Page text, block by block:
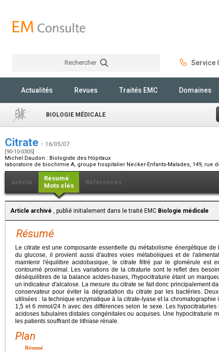
Rechercher Service
Actualités Revues Traités EMC Domaines
BIOLOGIE MÉDICALE
Citrate - 16/05/07
[90-10-0305]
Michel Daudon : Biologiste des Hôpitaux
laboratoire de biochimie A, groupe hospitalier Necker-Enfants-Malades, 149, rue
Article
Résumé
Mots clés
Références
Article archivé , publié initialement dans le traité EMC Biologie médicale
Résumé
Le citrate est une composante essentielle du métabolisme énergétique
du glucose, il provient aussi d'autres voies métaboliques et de
maintenir l'équilibre acidobasique, le citrate filtré par le glomérule est
contourné proximal. Les variations de la citraturie sont le reflet des
déséquilibres de la balance acides-bases, l'hypocitraturie étant un
un indicateur d'alcalose. La mesure du citrate se fait donc principalement
conservateur pour éviter la dégradation du citrate par les bactéries.
utilisées : la technique enzymatique à la citrate-lyase et la
1,5 et 6 mmol/24 h avec des différences selon le sexe. Les
acidoses tubulaires distales congénitales ou acquises. Une hypocitraturie
les patients souffrant de lithiase rénale.
Plan
Résumé